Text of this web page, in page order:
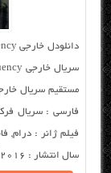
فیلم ژانر : درام,
سال انتشار : ۲۰۱۶[قسمت جدید] کارگردان : ...